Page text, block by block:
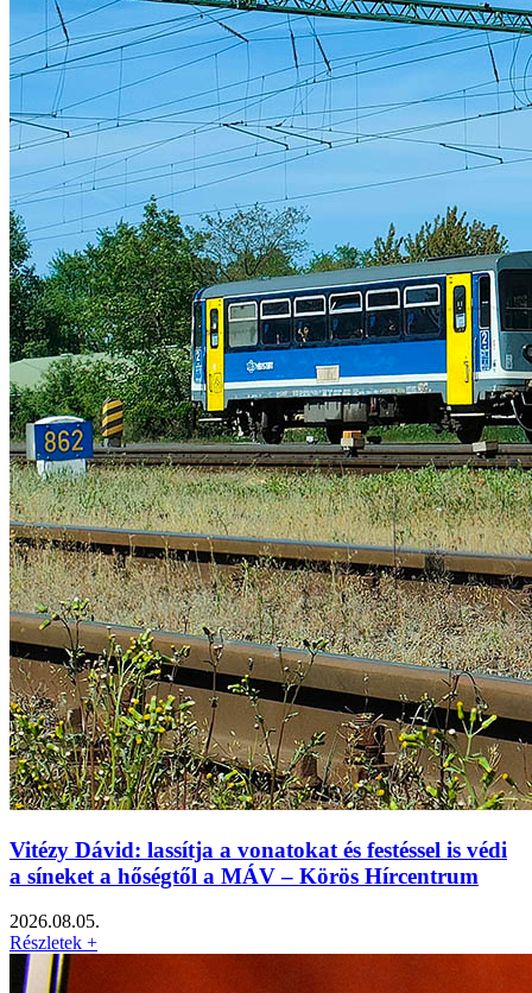
Vitézy Dávid: lassítja a vonatokat és festéssel is védi
a síneket a hőségtől a MÁV – Körös Hírcentrum
2026.08.05.
Részletek +